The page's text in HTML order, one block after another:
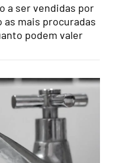
a ser vendidas por
as mais procuradas
podem valer